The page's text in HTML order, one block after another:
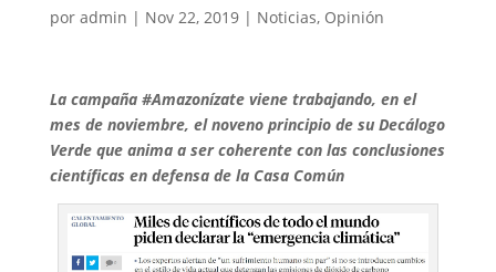
por admin | Nov 22, 2019| Noticias, Opinión
La campaña #Amazonízate viene trabajando, en el
mes de noviembre, el noveno principio de su Decálogo
Verde que anima a ser coherente con las conclusiones
científicas en defensa de la Casa Común